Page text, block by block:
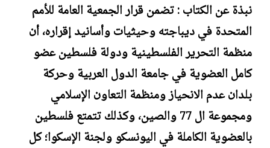
نبذة عن الكتاب : تضمن قرار الجمعية العامة للأمم
المتحدة في ديباجته وحيثيات وأسانيد إقراره، أن
منظمة التحرير الفلسطينية ودولة فلسطين عضو
كامل العضوية في جامعة الدول العربية وحركة
بلدان عدم الانحياز ومنظمة التعاون الإسلامي
ومجموعة ال 77 والصين، وكذلك تتمتع فلسطين
بالعضوية الكاملة في اليونسكو ولجنة الإسكوا؛ كل